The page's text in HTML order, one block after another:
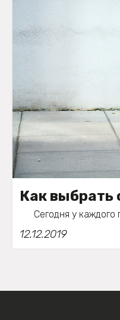
Как выбрать
Сегодня у каждого
12.12.2019